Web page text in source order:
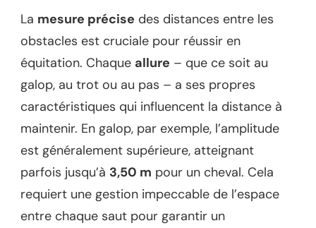
La mesure précise des distances entre les
obstacles est cruciale pour réussir en
équitation. Chaque allure – que ce soit au
galop, au trot ou au pas – a ses propres
caractéristiques qui influencent la distance à
maintenir. En galop, par exemple, l’amplitude
est généralement supérieure, atteignant
parfois jusqu’à 3,50 m pour un cheval. Cela
requiert une gestion impeccable de l’espace
entre chaque saut pour garantir un